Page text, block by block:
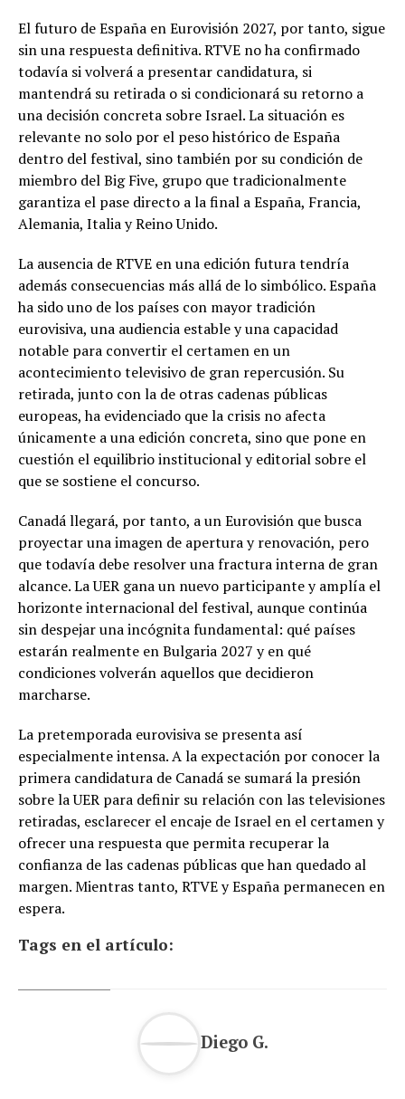
El futuro de España en Eurovisión 2027, por tanto, sigue
sin una respuesta definitiva. RTVE no ha confirmado
todavía si volverá a presentar candidatura, si
mantendrá su retirada o si condicionará su retorno a
una decisión concreta sobre Israel. La situación es
relevante no solo por el peso histórico de España
dentro del festival, sino también por su condición de
miembro del Big Five, grupo que tradicionalmente
garantiza el pase directo a la final a España, Francia,
Alemania, Italia y Reino Unido.
La ausencia de RTVE en una edición futura tendría
además consecuencias más allá de lo simbólico. España
ha sido uno de los países con mayor tradición
eurovisiva, una audiencia estable y una capacidad
notable para convertir el certamen en un
acontecimiento televisivo de gran repercusión. Su
retirada, junto con la de otras cadenas públicas
europeas, ha evidenciado que la crisis no afecta
únicamente a una edición concreta, sino que pone en
cuestión el equilibrio institucional y editorial sobre el
que se sostiene el concurso.
Canadá llegará, por tanto, a un Eurovisión que busca
proyectar una imagen de apertura y renovación, pero
que todavía debe resolver una fractura interna de gran
alcance. La UER gana un nuevo participante y amplía el
horizonte internacional del festival, aunque continúa
sin despejar una incógnita fundamental: qué países
estarán realmente en Bulgaria 2027 y en qué
condiciones volverán aquellos que decidieron
marcharse.
La pretemporada eurovisiva se presenta así
especialmente intensa. A la expectación por conocer la
primera candidatura de Canadá se sumará la presión
sobre la UER para definir su relación con las televisiones
retiradas, esclarecer el encaje de Israel en el certamen y
ofrecer una respuesta que permita recuperar la
confianza de las cadenas públicas que han quedado al
margen. Mientras tanto, RTVE y España permanecen en
espera.
Tags en el artículo:
Diego G.